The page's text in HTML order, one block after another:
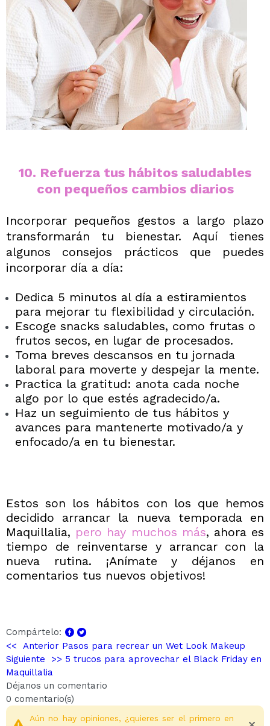
10. Refuerza tus hábitos saludables
con pequeños cambios diarios
Incorporar pequeños gestos a largo plazo
transformarán tu bienestar. Aquí tienes
algunos consejos prácticos que puedes
incorporar día a día:
Dedica 5 minutos al día a estiramientos
para mejorar tu flexibilidad y circulación.
Escoge snacks saludables, como frutas o
frutos secos, en lugar de procesados.
Toma breves descansos en tu jornada
laboral para moverte y despejar la mente.
Practica la gratitud: anota cada noche
algo por lo que estés agradecido/a.
Haz un seguimiento de tus hábitos y
avances para mantenerte motivado/a y
enfocado/a en tu bienestar.
Estos son los hábitos con los que hemos
decidido arrancar la nueva temporada en
Maquillalia, pero hay muchos más, ahora es
tiempo de reinventarse y arrancar con la
nueva rutina. ¡Anímate y déjanos en
comentarios tus nuevos objetivos!
Compártelo:
<< Anterior Pasos para recrear un Wet Look Makeup
Siguiente >> 5 trucos para aprovechar el Black Friday en
Maquillalia
Déjanos un comentario
0 comentario(s)
Aún no hay opiniones, ¿quieres ser el primero en